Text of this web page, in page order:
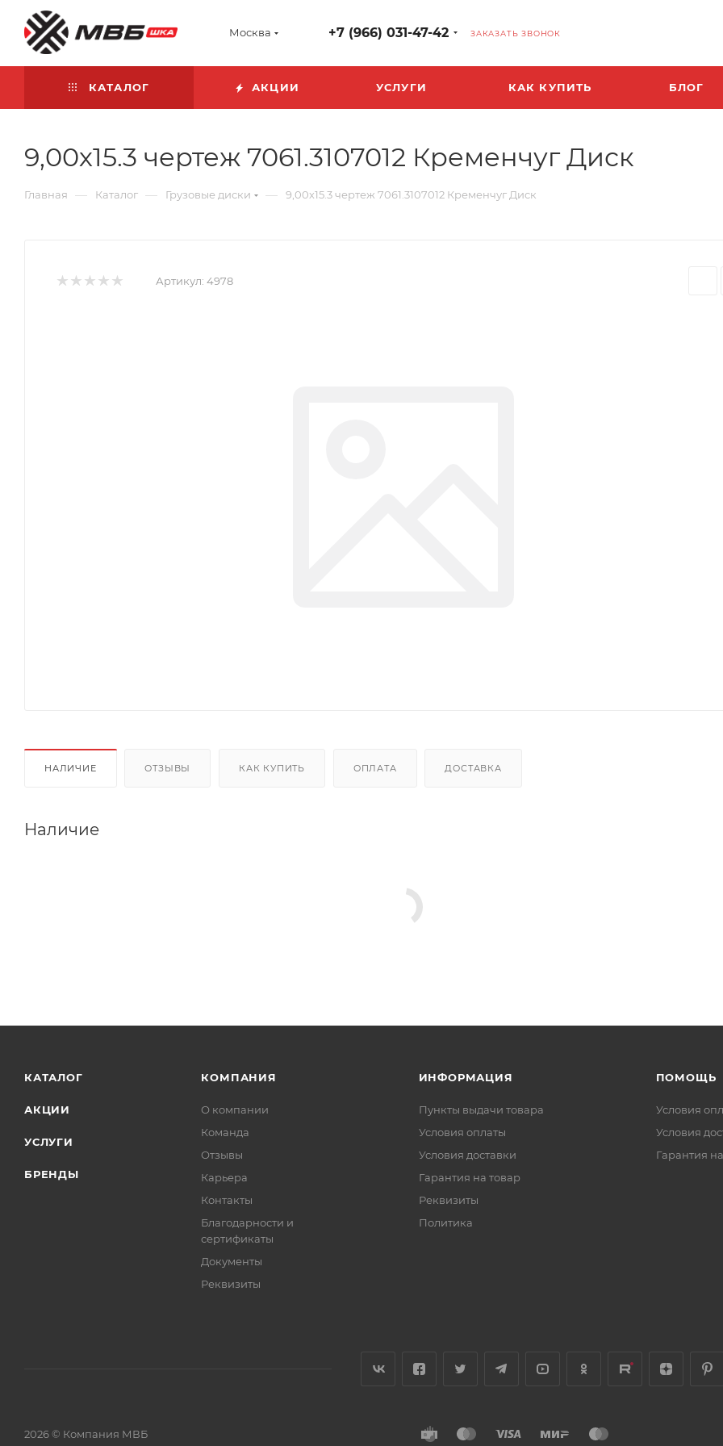
Москва +7 (966) 031-47-42 ЗАКАЗАТЬ ЗВОНОК
КАТАЛОГ АКЦИИ УСЛУГИ КАК КУПИТЬ БЛОГ
9,00х15.3 чертеж 7061.3107012 Кременчуг Диск
Главная — Каталог — Грузовые диски — 9,00х15.3 чертеж 7061.3107012 Кременчуг Диск
Артикул: 4978
НАЛИЧИЕ ОТЗЫВЫ КАК КУПИТЬ ОПЛАТА ДОСТАВКА
Наличие
КАТАЛОГ
АКЦИИ
УСЛУГИ
БРЕНДЫ
КОМПАНИЯ
О компании
Команда
Отзывы
Карьера
Контакты
Благодарности и
сертификаты
Документы
Реквизиты
ИНФОРМАЦИЯ
Пункты выдачи товара
Условия оплаты
Условия доставки
Гарантия на товар
Реквизиты
Политика
ПОМОЩЬ
Условия
Условия
Гарантия
2026 © Компания МВБ